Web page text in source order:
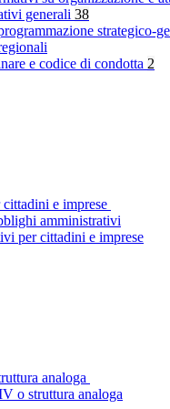
generali 38
strategico-
e codice di condotta 2
e imprese
amministrativi
per cittadini e imprese
analoga
o struttura analoga